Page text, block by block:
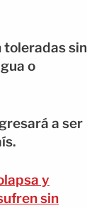
toleradas sin
o
a ser
y
sin